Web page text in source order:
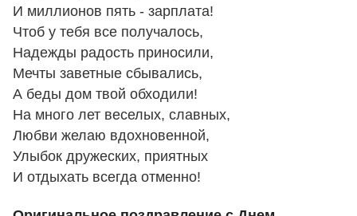
И миллионов пять - зарплата!
Чтоб у тебя все получалось,
Надежды радость приносили,
Мечты заветные сбывались,
А беды дом твой обходили!
На много лет веселых, славных,
Любви желаю вдохновенной,
Улыбок дружеских, приятных
И отдыхать всегда отменно!